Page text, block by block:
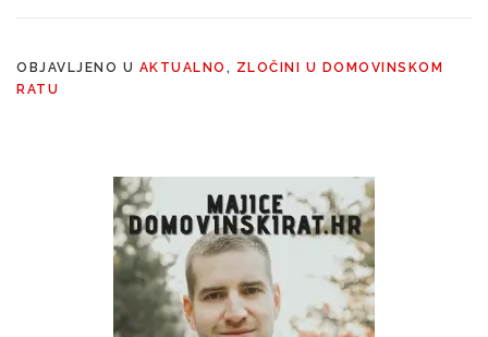
OBJAVLJENO U AKTUALNO , ZLOČINI U DOMOVINSKOM
RATU